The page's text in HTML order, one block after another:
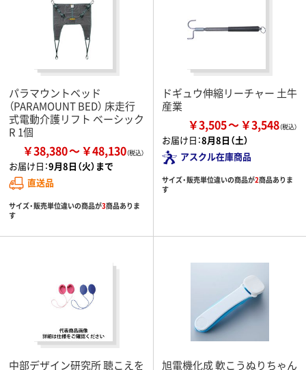
パラマウントベッド
（PARAMOUNT BED） 床走行
式電動介護リフト ベーシック
R 1個
￥38,380 ￥48,130
お届け日：9月8日（火）まで
直送品
サイズ・販売単位違いの商品が3商品ありま
す
ドギュウ伸縮リーチャー 土牛
産業
￥3,505 ￥3,548
お届け日：8月8日（土）
アスクル在庫商品
サイズ・販売単位違いの商品が2商品ありま
す
中部デザイン研究所 聴こえを 旭電機化成 軟こうぬりちゃん